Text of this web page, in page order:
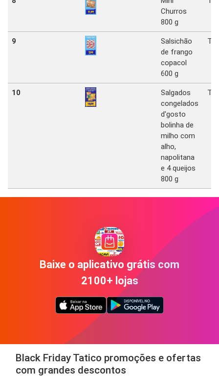
Churros
800 g
9
Salsichão
de frango
copacol
600 g
10
Salgados
congelados
d'gosto
bolinha de
milho com
alho,
napolitana
e 4 queijos
800 g
Baixe o aplicativo grátis com
2100+ lojas
Black Friday Tatico promoções e ofertas
com grandes descontos